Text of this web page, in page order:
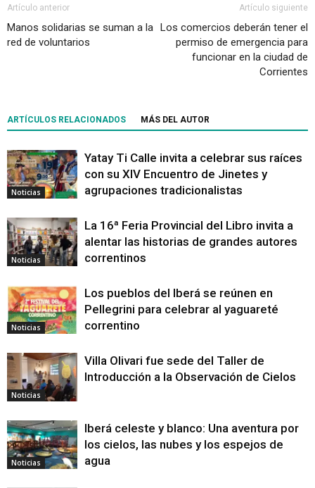
Artículo anterior
Manos solidarias se suman a la
red de voluntarios
Artículo siguiente
Los comercios deberán tener el
permiso de emergencia para
funcionar en la ciudad de
Corrientes
ARTÍCULOS RELACIONADOS MÁS DEL AUTOR
Noticias
Yatay Ti Calle invita a celebrar sus raíces
con su XIV Encuentro de Jinetes y
agrupaciones tradicionalistas
Noticias
La 16ª Feria Provincial del Libro invita a
alentar las historias de grandes autores
correntinos
Noticias
Los pueblos del Iberá se reúnen en
Pellegrini para celebrar al yaguareté
correntino
Noticias
Villa Olivari fue sede del Taller de
Introducción a la Observación de Cielos
Noticias
Iberá celeste y blanco: Una aventura por
los cielos, las nubes y los espejos de
agua